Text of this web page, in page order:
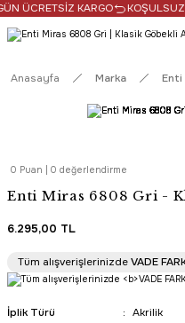
ÜCRETSİZ KARGO KOŞULSUZ
Anasayfa Marka Enti
0 Puan | 0 değerlendirme
Enti Miras 6808 Gri -
6.295,00 TL
SAAT 16:30’a KADAR
Tüm alışverişlerinizdeVADE
İplik Türü
Akrilik